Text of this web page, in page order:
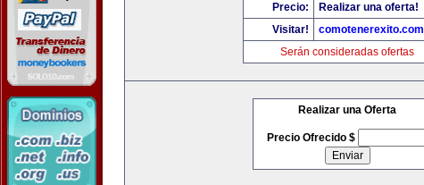
Precio:
Realizar una oferta!
Visitar!
comotenerexito.com
Serán consideradas ofertas
Realizar una Oferta
Precio Ofrecido $